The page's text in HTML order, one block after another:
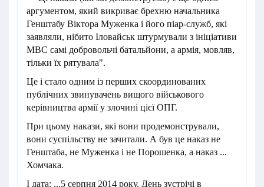
аргументом, який викриває брехню начальника
Генштабу Віктора Муженка і його піар-служб, які
заявляли, нібито Іловайськ штурмували з ініціативи
МВС самі добровольчі батальйони, а армія, мовляв,
тільки їх рятувала".
Це і стало одним із перших скоординованих
публічних звинувачень вищого військового
керівництва армії у злочині цієї ОПГ.
При цьому накази, які вони продемонстрували,
вони суспільству не зачитали. А був це наказ не
Генштаба, не Муженка і не Порошенка, а наказ ...
Хомчака.
І дата: ...5 серпня 2014 року. День зустрічі в